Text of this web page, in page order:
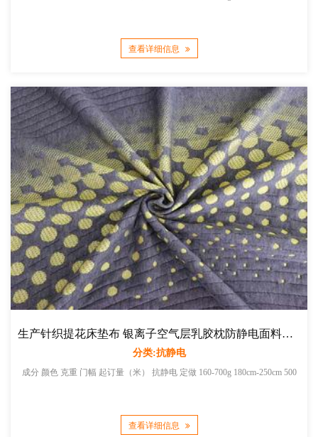
查看详细信息
生产针织提花床垫布 银离子空气层乳胶枕防静电面料厂家直销
分类:抗静电
成分 颜色 克重 门幅 起订量（米） 抗静电 定做 160-700g 180cm-250cm 500
查看详细信息